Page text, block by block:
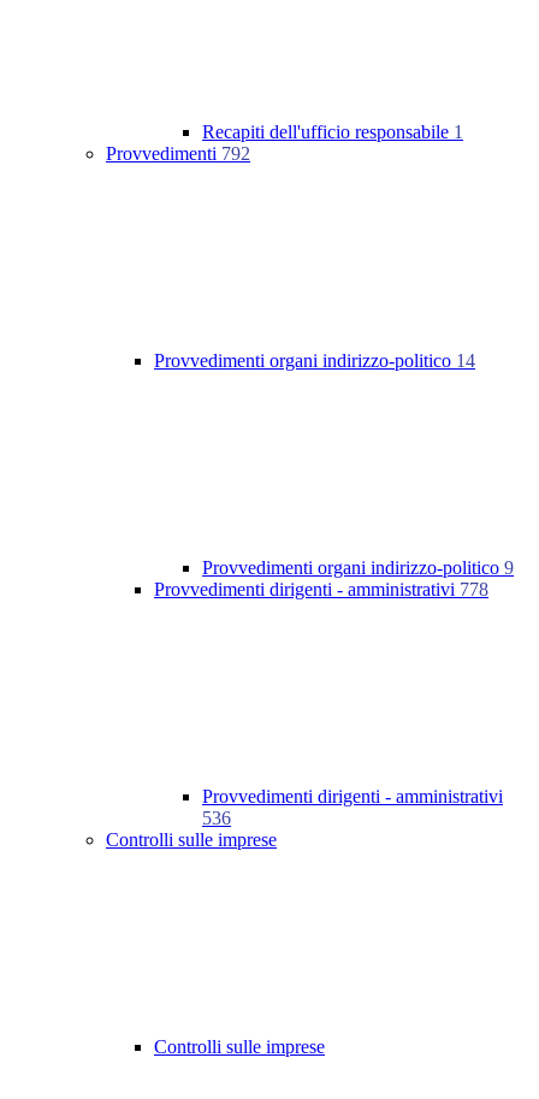
Recapiti dell'ufficio responsabile 1
Provvedimenti 792
Provvedimenti organi indirizzo-politico 14
Provvedimenti organi indirizzo-politico 9
Provvedimenti dirigenti - amministrativi 778
Provvedimenti dirigenti - amministrativi
536
Controlli sulle imprese
Controlli sulle imprese